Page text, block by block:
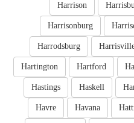
Harrison
Harrisonburg
Harrodsburg
Hartford
Hartington
Haskell
Hastings
Havana
Havre